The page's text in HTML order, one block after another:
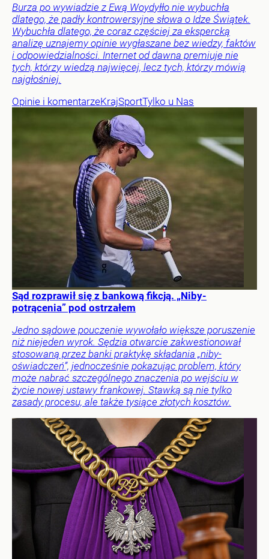
Burza po wywiadzie z Ewą Woydyłło nie wybuchła
dlatego, że padły kontrowersyjne słowa o Idze Świątek.
Wybuchła dlatego, że coraz częściej za ekspercką
analizę uznajemy opinie wygłaszane bez wiedzy, faktów
i odpowiedzialności. Internet od dawna premiuje nie
tych, którzy wiedzą najwięcej, lecz tych, którzy mówią
najgłośniej.
Opinie i komentarzeKrajSportTylko u Nas
Sąd rozprawił się z bankową fikcją. „Niby-
potrącenia” pod ostrzałem
Jedno sądowe pouczenie wywołało większe poruszenie
niż niejeden wyrok. Sędzia otwarcie zakwestionował
stosowaną przez banki praktykę składania „niby-
oświadczeń”, jednocześnie pokazując problem, który
może nabrać szczególnego znaczenia po wejściu w
życie nowej ustawy frankowej. Stawką są nie tylko
zasady procesu, ale także tysiące złotych kosztów.